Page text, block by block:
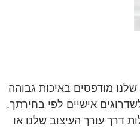
מודפסים באיכות גבוהה
אישיים לפי בחירתך.
דרך עורך העיצוב שלנו או